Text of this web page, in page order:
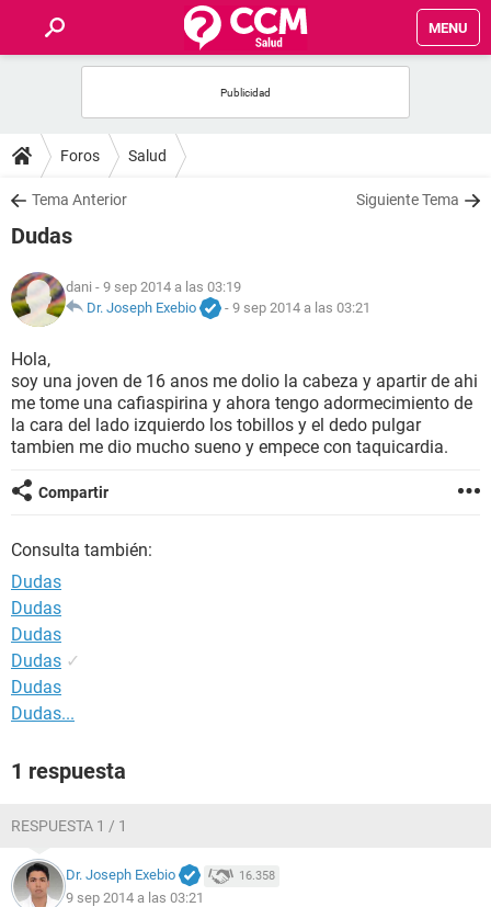
MENU
FOROS
SALUD
NUTRICIÓN
BIENESTAR
SEXUALIDAD
GLOSARIO
Foros Salud
Tema Anterior Siguiente Tema
Dudas
dani - 9 sep 2014 a las 03:19
Dr. Joseph Exebio
- 9 sep 2014 a las 03:21
Hola,
soy una joven de 16 anos me dolio la cabeza y apartir de ahi
me tome una cafiaspirina y ahora tengo adormecimiento de
la cara del lado izquierdo los tobillos y el dedo pulgar
tambien me dio mucho sueno y empece con taquicardia.
Compartir
Consulta también:
Dudas
Dudas
Dudas
Dudas ✓
Dudas
Dudas...
1 respuesta
RESPUESTA 1 / 1
Dr. Joseph Exebio 16.358
9 sep 2014 a las 03:21